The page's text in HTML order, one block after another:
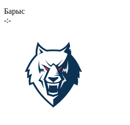
Барыс
-:-